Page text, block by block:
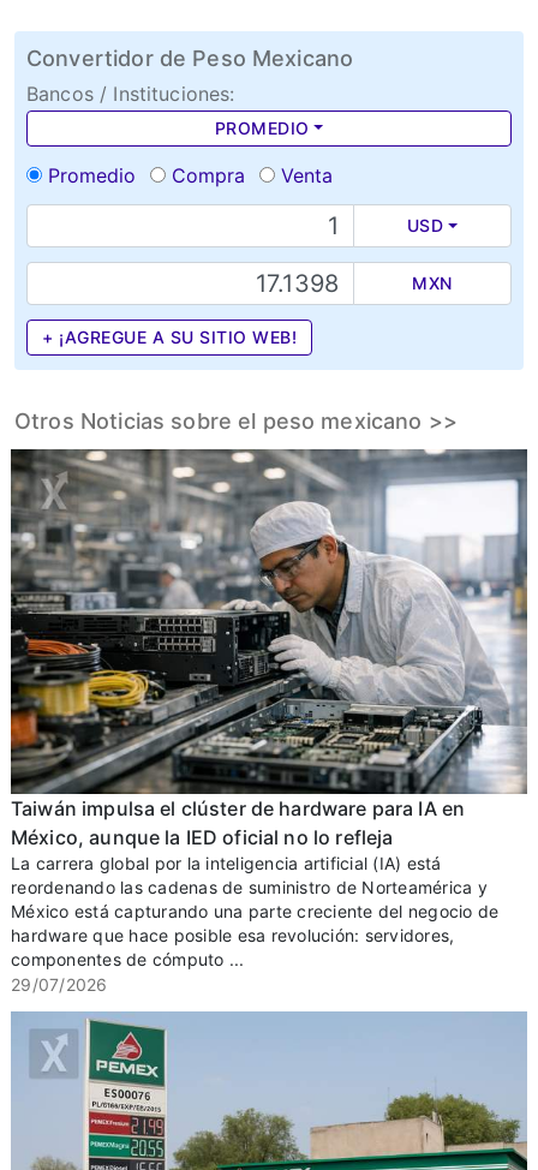
Convertidor de Peso Mexicano
Bancos / Instituciones:
PROMEDIO
Promedio Compra Venta
USD
MXN
+ ¡AGREGUE A SU SITIO WEB!
Otros Noticias sobre el peso mexicano >>
Taiwán impulsa el clúster de hardware para IA en
México, aunque la IED oficial no lo refleja
La carrera global por la inteligencia artificial (IA) está
reordenando las cadenas de suministro de Norteamérica y
México está capturando una parte creciente del negocio de
hardware que hace posible esa revolución: servidores,
componentes de cómputo ...
29/07/2026